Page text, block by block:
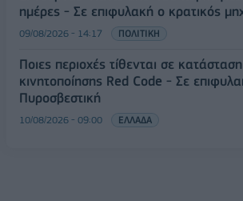
ημέρες - Σε επιφυλακή ο κρατικός
09/08/2026 - 14:17 ΠΟΛΙΤΙΚΗ
Ποιες περιοχές τίθενται σε κατάσταση
κινητοποίησης Red Code - Σε
Πυροσβεστική
10/08/2026 - 09:00 ΕΛΛΑΔΑ